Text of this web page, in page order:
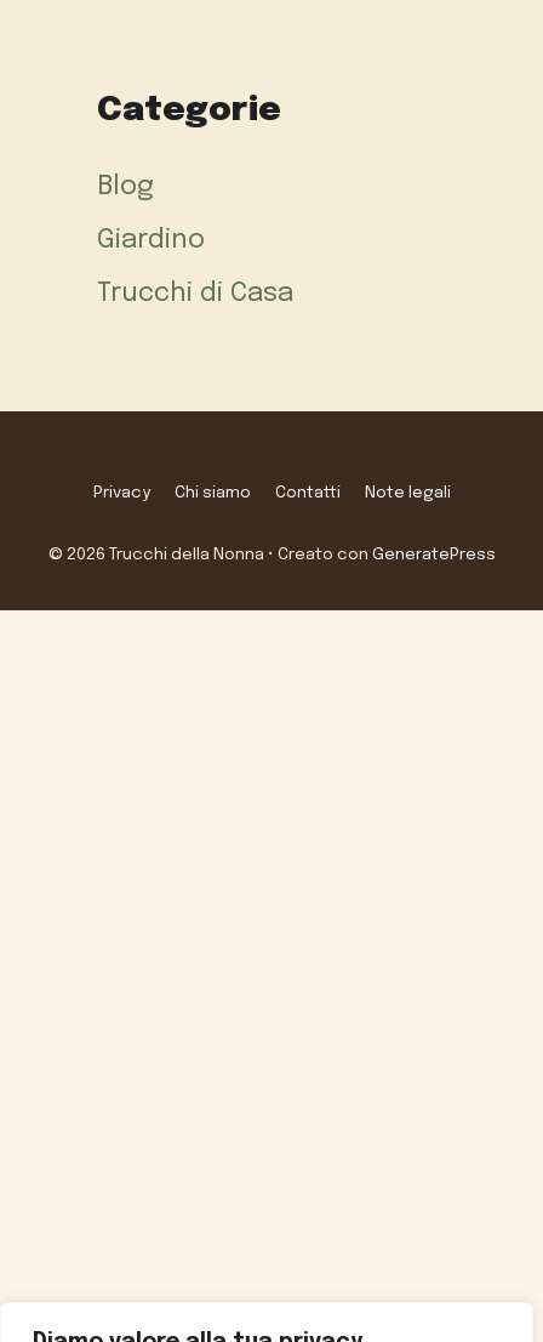
Categorie
Blog
Giardino
Trucchi di Casa
Privacy Chi siamo Contatti Note legali
© 2026 Trucchi della Nonna • Creato con GeneratePress